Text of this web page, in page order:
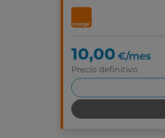
10,00 €/mes
Precio definitivo